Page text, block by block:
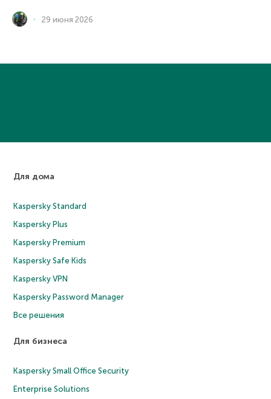
29 июня 2026
Для дома
Kaspersky Standard
Kaspersky Plus
Kaspersky Premium
Kaspersky Safe Kids
Kaspersky VPN
Kaspersky Password Manager
Все решения
Для бизнеса
Kaspersky Small Office Security
Enterprise Solutions